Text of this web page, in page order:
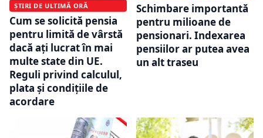
ȘTIRI DE ULTIMĂ ORĂ
Cum se solicită pensia
pentru limită de vârstă
dacă ați lucrat în mai
multe state din UE.
Reguli privind calculul,
plata și condițiile de
acordare
Schimbare importantă
pentru milioane de
pensionari. Indexarea
pensiilor ar putea avea
un alt traseu